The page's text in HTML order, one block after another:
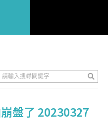
盤了 20230327